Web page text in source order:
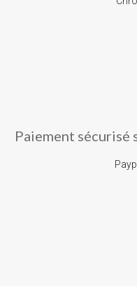
Paiement sécurisé